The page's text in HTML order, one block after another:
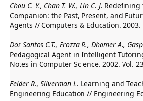
Chou C. Y., Chan T. W., Lin C. J. Redefining
Companion: the Past, Present, and
Agents // Computers & Education. 2003.
Dos Santos C.T., Frozza R., Dhamer A.,
Pedagogical Agent in Intelligent
Notes in Computer Science. 2002. Vol.
Felder R., Silverman L. Learning and
Engineering Education // Engineering